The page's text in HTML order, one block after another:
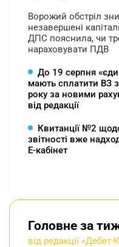
Ворожий обстріл
незавершені
ДПС пояснила, чи
нараховувати ПДВ
До 19 серпня
мають сплатити ВЗ
року за новими
від редакції
Квитанції №2
звітності вже
Е-кабінет
Головне за
від редакції «Дебет-